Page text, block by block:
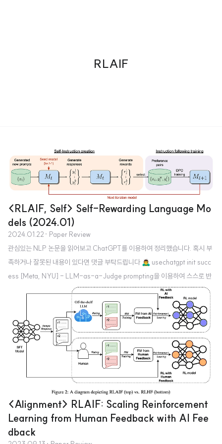
RLAIF
<RLAIF, Self> Self-Rewarding Language Mo
dels (2024.01)
2024.01.22 · Paper Review
관심있는 NLP 논문을 읽어보고 ChatGPT를 이용하여 정리했습니다. 혹시 부
족하거나 잘못된 내용이 있다면 댓글 부탁드립니다 🙇‍♂️ usechatgpt init succ
ess [Meta, NYU] - LLM-as-a-Judge prompting을 이용하여 스스로 반
환한 reward로 학습하는 Self-Rewarding Language Models를 제안 - DP
O를 이용하여 반복 학습을 진행하는 동안 instruction following & providing
high-quality rewards 능력이 둘 다 향상됨 - Llama 2 70B 모델을 3 iterati
ons로 학습하여 AlapacaEavl 2.0 리더보드에서 우수한 성능을 보임 1. Intro
duction LLM을 사람의 선호에 맞게 ..
<Alignment> RLAIF: Scaling Reinforcement
Learning from Human Feedback with AI Fee
dback